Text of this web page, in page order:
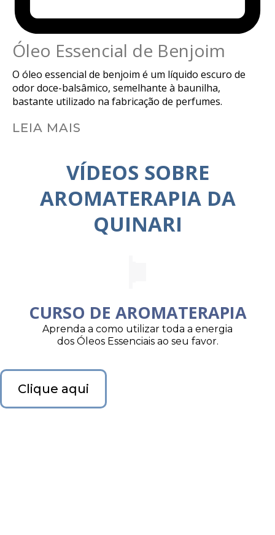
Óleo Essencial de Benjoim
O óleo essencial de benjoim é um líquido escuro de
odor doce-balsâmico, semelhante à baunilha,
bastante utilizado na fabricação de perfumes.
LEIA MAIS
VÍDEOS SOBRE
AROMATERAPIA DA
QUINARI
CURSO DE AROMATERAPIA
Aprenda a como utilizar toda a energia
dos Óleos Essenciais ao seu favor.
Clique aqui